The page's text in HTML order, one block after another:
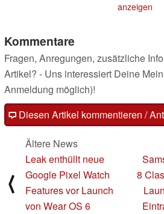
anzeigen
Kommentare
Fragen, Anregungen, zusätzliche
Artikel? - Uns interessiert Deine
Anmeldung möglich)!
Diesen Artikel kommentieren /
⟨
Ältere News
Leak enthüllt neue
Google Pixel Watch
Features vor Launch
von Wear OS 6
8